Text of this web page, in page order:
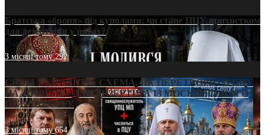
Братська «броня» під куполами: чи стане ПЦУ прихистком
для дезертирів у рясах?
3 місяці тому292
СВЯТІ УХИЛЯНТИ: СХЕМА, ЯК ПЕРЕТВОРИТИ ПЦУ
НА «ОФШОР» ДЛЯ ДЕЗЕРТИРА ІЗ МОСКОВСЬКОГО
ПАТРІАРХАТУ
3 місяці тому654